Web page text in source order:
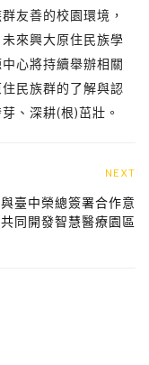
友善的校園環境，
來興大原住民族學
心將持續舉辦相關
民族群的了解與認
、深耕(根)茁壯。
NEXT
臺中榮總簽署合作意
同開發智慧醫療園區